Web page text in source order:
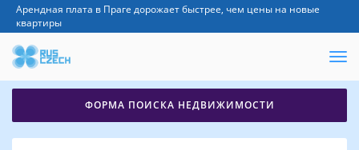
Арендная плата в Праге дорожает быстрее, чем цены на новые
квартиры
ФОРМА ПОИСКА НЕДВИЖИМОСТИ